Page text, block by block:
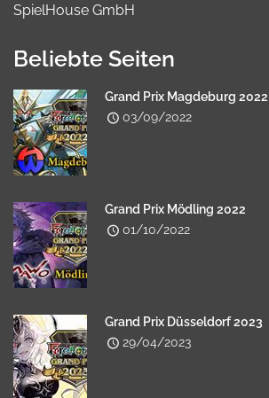
SpielHouse GmbH
Beliebte Seiten
Grand Prix Magdeburg 2022
03/09/2022
Grand Prix Mödling 2022
01/10/2022
Grand Prix Düsseldorf 2023
29/04/2023